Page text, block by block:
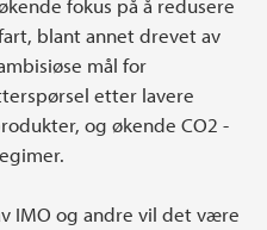
blant annet drevet av
mål for
etter lavere
og økende CO2 -
IMO og andre vil det være